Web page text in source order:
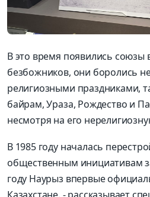
В это время появились союзы
безбожников, они боролись
религиозными праздниками,
байрам, Ураза, Рождество и
несмотря на его
В 1985 году началась
общественным инициативам
году Наурыз впервые